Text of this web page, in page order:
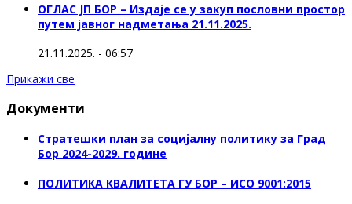
ОГЛАС ЈП БОР – Издаје се у закуп пословни простор
путем јавног надметања 21.11.2025.
21.11.2025. - 06:57
Прикажи све
Документи
Стратешки план за социјалну политику за Град
Бор 2024-2029. године
ПОЛИТИКА КВАЛИТЕТА ГУ БОР – ИСО 9001:2015